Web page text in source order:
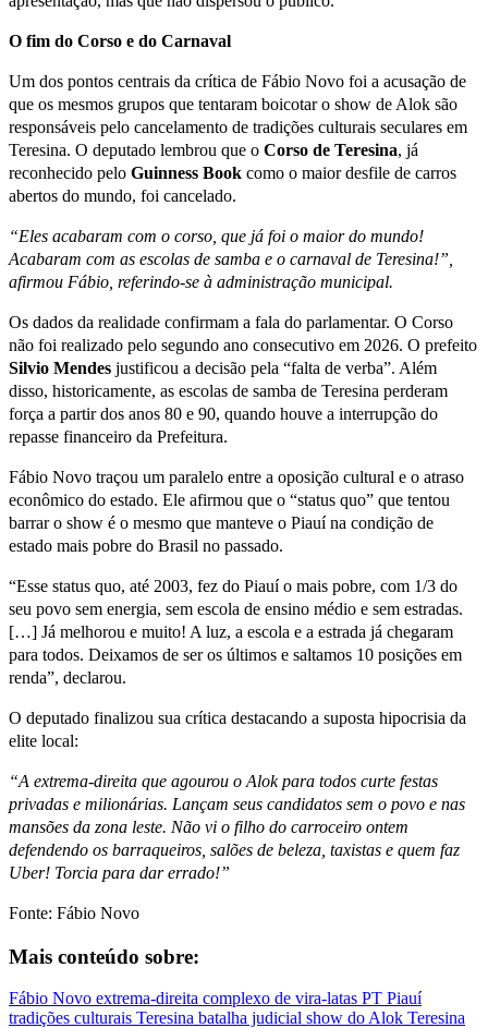
O fim do Corso e do Carnaval
Um dos pontos centrais da crítica de Fábio Novo foi a acusação de
que os mesmos grupos que tentaram boicotar o show de Alok são
responsáveis pelo cancelamento de tradições culturais seculares em
Teresina. O deputado lembrou que o Corso de Teresina, já
reconhecido pelo Guinness Book como o maior desfile de carros
abertos do mundo, foi cancelado.
“Eles acabaram com o corso, que já foi o maior do mundo!
Acabaram com as escolas de samba e o carnaval de Teresina!”,
afirmou Fábio, referindo-se à administração municipal.
Os dados da realidade confirmam a fala do parlamentar. O Corso
não foi realizado pelo segundo ano consecutivo em 2026. O prefeito
Silvio Mendes justificou a decisão pela “falta de verba”. Além
disso, historicamente, as escolas de samba de Teresina perderam
força a partir dos anos 80 e 90, quando houve a interrupção do
repasse financeiro da Prefeitura.
Fábio Novo traçou um paralelo entre a oposição cultural e o atraso
econômico do estado. Ele afirmou que o “status quo” que tentou
barrar o show é o mesmo que manteve o Piauí na condição de
estado mais pobre do Brasil no passado.
“Esse status quo, até 2003, fez do Piauí o mais pobre, com 1/3 do
seu povo sem energia, sem escola de ensino médio e sem estradas.
[…] Já melhorou e muito! A luz, a escola e a estrada já chegaram
para todos. Deixamos de ser os últimos e saltamos 10 posições em
renda”, declarou.
O deputado finalizou sua crítica destacando a suposta hipocrisia da
elite local:
“A extrema-direita que agourou o Alok para todos curte festas
privadas e milionárias. Lançam seus candidatos sem o povo e nas
mansões da zona leste. Não vi o filho do carroceiro ontem
defendendo os barraqueiros, salões de beleza, taxistas e quem faz
Uber! Torcia para dar errado!”
Fonte: Fábio Novo
Mais conteúdo sobre:
Fábio Novo extrema-direita complexo de vira-latas PT Piauí
tradições culturais Teresina batalha judicial show do Alok Teresina